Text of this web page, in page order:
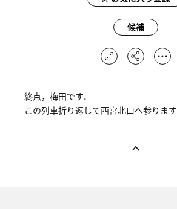
候補
終点，梅田です．
この列車折り返して西宮北口へ参ります